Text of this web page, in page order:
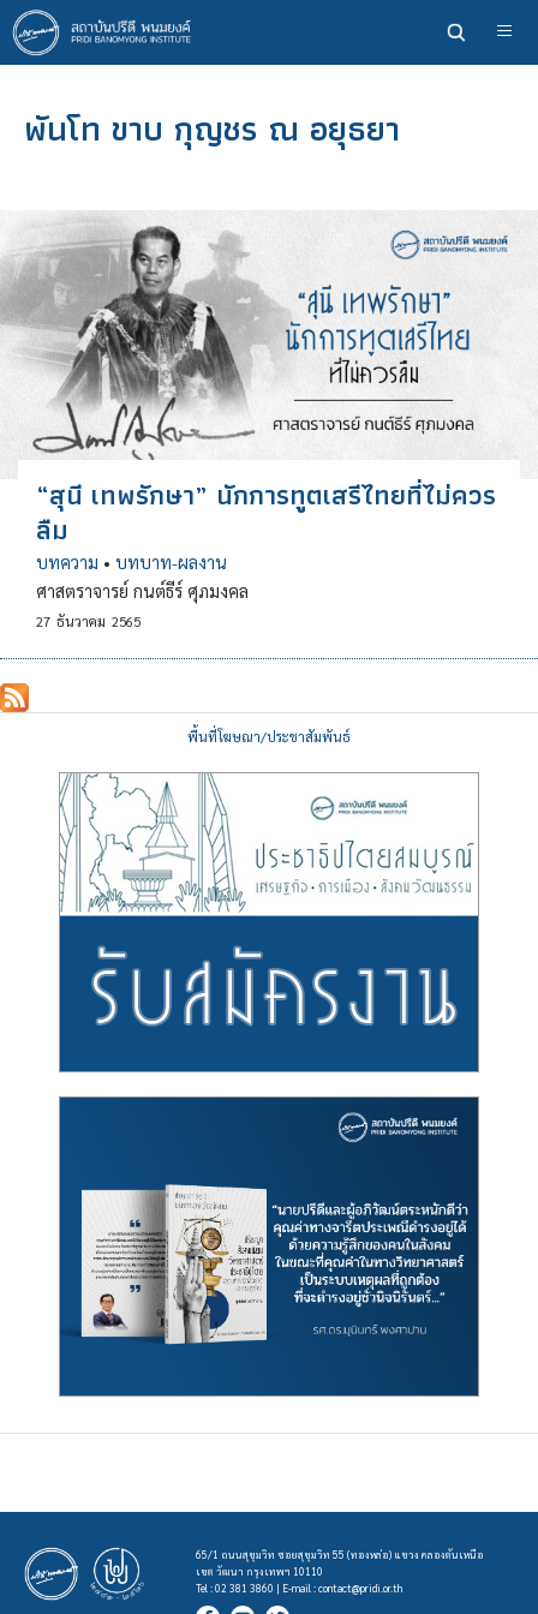
ข้าม
ไป
ยัง
หลักพันโท ขาบ กุญชร ณ อยุธยา
“สุนี เทพรักษา” นักการทูตเสรีไทยที่ไม่ควร
ลืม
บทความ • บทบาท-ผลงาน
ศาสตราจารย์ กนต์ธีร์ ศุภมงคล
27 ธันวาคม 2565
พื้นที่โฆษณา/ประชาสัมพันธ์
65/1 ถนนสุขุมวิท ซอยสุขุมวิท 55 (ทองหล่อ) แขวง คลองตันเหนือ
เขต วัฒนา กรุงเทพฯ 10110
Tel : 02 381 3860 | E-mail :contact@pridi.or.th